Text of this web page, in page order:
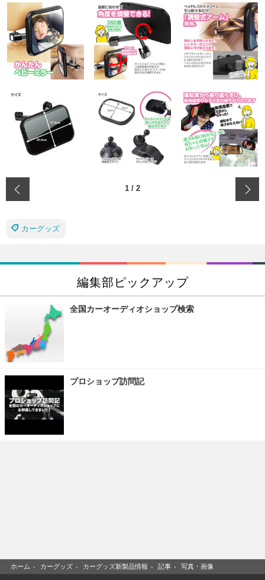
1 / 2
カーグッズ
編集部ピックアップ
全国カーオーディオショップ検索
プロショップ訪問記
ホーム › カーグッズ › カーグッズ新製品情報 › 記事 › 写真・画像